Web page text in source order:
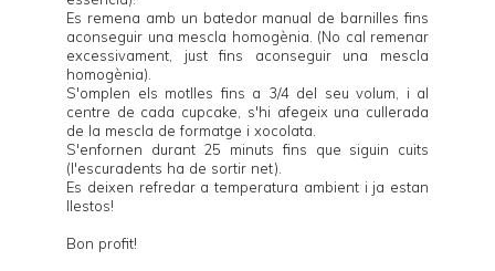
Es remena amb un batedor manual de barnilles fins
aconseguir una mescla homogènia. (No cal remenar
excessivament, just fins aconseguir una mescla
homogènia).
S'omplen els motlles fins a 3/4 del seu volum, i al
centre de cada cupcake, s'hi afegeix una cullerada
de la mescla de formatge i xocolata.
S'enfornen durant 25 minuts fins que siguin cuits
(l'escuradents ha de sortir net).
Es deixen refredar a temperatura ambient i ja estan
llestos!
Bon profit!